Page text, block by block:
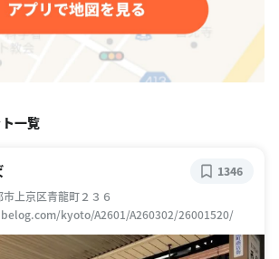
一覧
上京区青龍町２３６
kyoto/A2601/A260302/26001520/
1346